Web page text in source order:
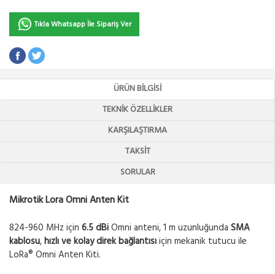
Tıkla Whatsapp İle Sipariş Ver
ÜRÜN BILGISI
TEKNIK ÖZELLIKLER
KARŞILAŞTIRMA
TAKSIT
SORULAR
Mikrotik Lora Omni Anten Kit
824-960 MHz için 6.5 dBiOmni anteni, 1 m uzunluğunda SMA
kablosu,hızlı ve kolay direk bağlantısıiçin mekanik tutucu ile
LoRa® Omni Anten Kiti.